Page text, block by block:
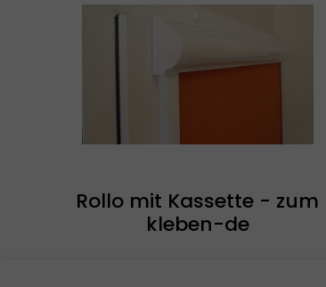
Rollo mit Kassette - zum
kleben-de